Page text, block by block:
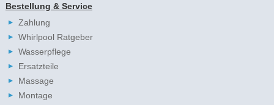
Bestellung & Service
Zahlung
Whirlpool Ratgeber
Wasserpflege
Ersatzteile
Massage
Montage